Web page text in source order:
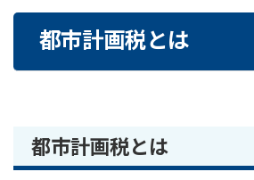
都市計画税とは
都市計画税とは